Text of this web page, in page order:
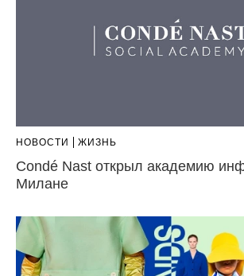
НОВОСТИ ЖИЗНЬ
Condé Nast открыл академию
Милане